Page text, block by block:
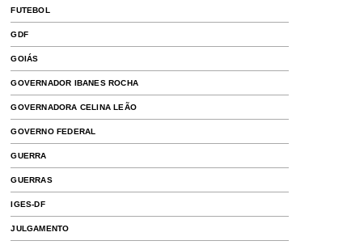
FUTEBOL
GDF
GOIÁS
GOVERNADOR IBANES ROCHA
GOVERNADORA CELINA LEÃO
GOVERNO FEDERAL
GUERRA
GUERRAS
IGES-DF
JULGAMENTO